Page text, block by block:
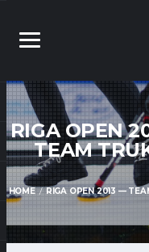
RIGA OPEN
TEAM
HOME RIGA OPEN 2013 —